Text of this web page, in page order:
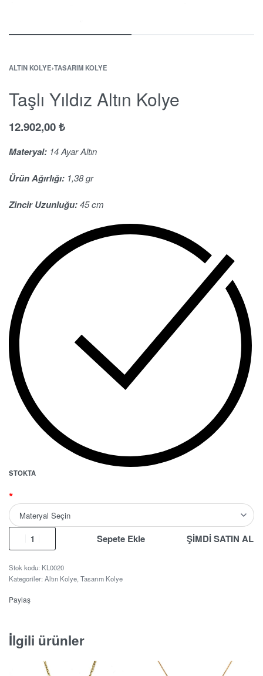
ALTIN KOLYE›TASARIM KOLYE
Taşlı Yıldız Altın Kolye
12.902,00₺
Materyal: 14 Ayar Altın
Ürün Ağırlığı: 1,38 gr
Zincir Uzunluğu:45 cm
STOKTA
*
Sepete Ekle ŞİMDİ SATIN AL
KL0020
Kategoriler: Altın Kolye Tasarım Kolye
Paylaş
İlgili ürünler